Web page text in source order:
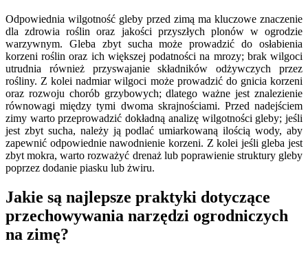
Odpowiednia wilgotność gleby przed zimą ma kluczowe znaczenie
dla zdrowia roślin oraz jakości przyszłych plonów w ogrodzie
warzywnym. Gleba zbyt sucha może prowadzić do osłabienia
korzeni roślin oraz ich większej podatności na mrozy; brak wilgoci
utrudnia również przyswajanie składników odżywczych przez
rośliny. Z kolei nadmiar wilgoci może prowadzić do gnicia korzeni
oraz rozwoju chorób grzybowych; dlatego ważne jest znalezienie
równowagi między tymi dwoma skrajnościami. Przed nadejściem
zimy warto przeprowadzić dokładną analizę wilgotności gleby; jeśli
jest zbyt sucha, należy ją podlać umiarkowaną ilością wody, aby
zapewnić odpowiednie nawodnienie korzeni. Z kolei jeśli gleba jest
zbyt mokra, warto rozważyć drenaż lub poprawienie struktury gleby
poprzez dodanie piasku lub żwiru.
Jakie są najlepsze praktyki dotyczące
przechowywania narzędzi ogrodniczych
na zimę?